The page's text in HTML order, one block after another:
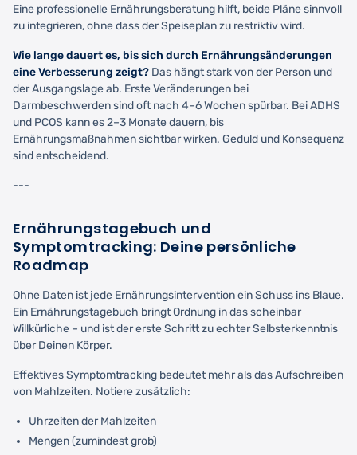
Eine professionelle Ernährungsberatung hilft, beide Pläne sinnvoll
zu integrieren, ohne dass der Speiseplan zu restriktiv wird.
Wie lange dauert es, bis sich durch Ernährungsänderungen
eine Verbesserung zeigt? Das hängt stark von der Person und
der Ausgangslage ab. Erste Veränderungen bei
Darmbeschwerden sind oft nach 4–6 Wochen spürbar. Bei ADHS
und PCOS kann es 2–3 Monate dauern, bis
Ernährungsmaßnahmen sichtbar wirken. Geduld und Konsequenz
sind entscheidend.
---
Ernährungstagebuch und
Symptomtracking: Deine persönliche
Roadmap
Ohne Daten ist jede Ernährungsintervention ein Schuss ins Blaue.
Ein Ernährungstagebuch bringt Ordnung in das scheinbar
Willkürliche – und ist der erste Schritt zu echter Selbsterkenntnis
über Deinen Körper.
Effektives Symptomtracking bedeutet mehr als das Aufschreiben
von Mahlzeiten. Notiere zusätzlich:
Uhrzeiten der Mahlzeiten
Mengen (zumindest grob)